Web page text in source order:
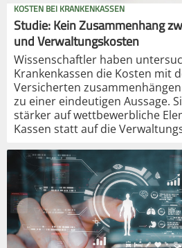
KOSTEN BEI KRANKENKASSEN
Studie: Kein Zusammenhang
und Verwaltungskosten
Wissenschaftler haben
Krankenkassen die Kosten mit
Versicherten
zu einer eindeutigen Aussage.
stärker auf wettbewerbliche
Kassen statt auf die